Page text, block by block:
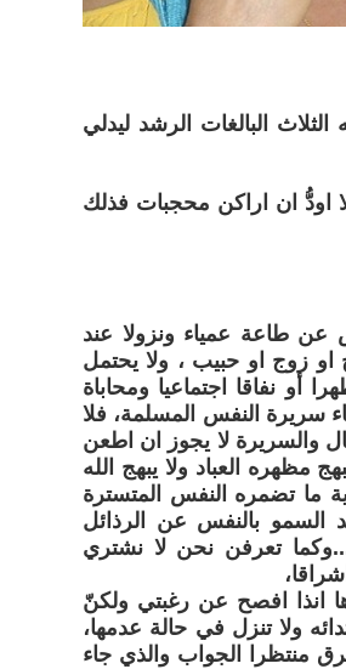
البالغات الرشد ليدلي
اودُّ ان اراكن محجبات فذلك
عن طاعة عمياء ونزولا عند
زوج او حبيب ، ولا يحتمل
أو نفاقا اجتماعيا ومحاباة
سريرة النفس المسلمة، فلا
والسريرة لا يجوز ان اطعن
مظهره العباد ولا يبهج الله
ما تضمره النفس المتسترة
السمو بالنفس عن الرذائل
تعرفن نحن لا نشتري
افصح عن رغبتي ولكنّ
ولا تنزل في حالة عدمها،
منتظرا الجواب والذي جاء